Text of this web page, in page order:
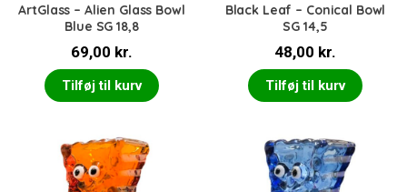
ArtGlass – Alien Glass Bowl
Blue SG 18,8
69,00 kr.
Tilføj til kurv
Black Leaf – Conical Bowl
SG 14,5
48,00 kr.
Tilføj til kurv